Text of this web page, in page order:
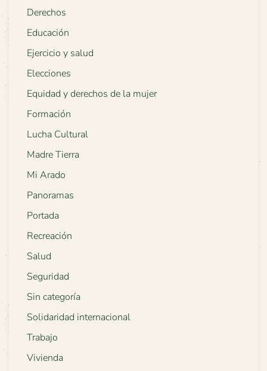
Derechos
Educación
Ejercicio y salud
Elecciones
Equidad y derechos de la mujer
Formación
Lucha Cultural
Madre Tierra
Mi Arado
Panoramas
Portada
Recreación
Salud
Seguridad
Sin categoría
Solidaridad internacional
Trabajo
Vivienda